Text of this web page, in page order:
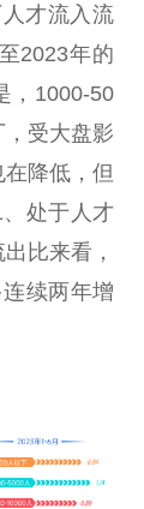
才流入流
2023年的
，1000-50
受大盘影
降低，但
处于人才
比来看，
续两年增